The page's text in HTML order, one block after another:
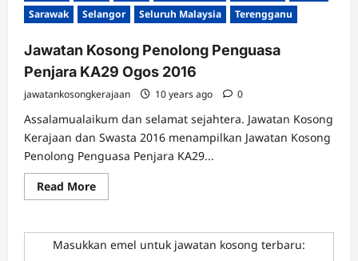
Sarawak
Selangor Seluruh Malaysia Terengganu
Jawatan Kosong Penolong Penguasa
Penjara KA29 Ogos 2016
jawatankosongkerajaan 10 years ago 0
Assalamualaikum dan selamat sejahtera. Jawatan Kosong
Kerajaan dan Swasta 2016 menampilkan Jawatan Kosong
Penolong Penguasa Penjara KA29...
Read MoreRead
more
Kosong
Penolong
Penguasa
Masukkan emel untuk jawatan kosong terbaru: